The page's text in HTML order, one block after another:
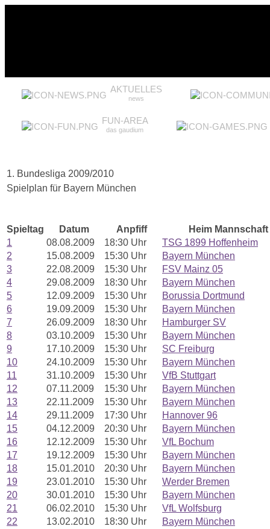
AKTUELLES
news
FUN-AREA
das gaudium
1. Bundesliga 2009/2010
Spielplan für Bayern München
Spieltag Datum Anpfiff
Heim Mannschaft
1
08.08.2009 18:30 Uhr
TSG 1899 Hoffenheim
2
15.08.2009 15:30 Uhr
Bayern München
3
22.08.2009 15:30 Uhr
FSV Mainz 05
4
29.08.2009 18:30 Uhr
Bayern München
5
12.09.2009 15:30 Uhr
Borussia Dortmund
6
19.09.2009 15:30 Uhr
Bayern München
7
26.09.2009 18:30 Uhr
Hamburger SV
8
03.10.2009 15:30 Uhr
Bayern München
9
17.10.2009 15:30 Uhr
SC Freiburg
10
24.10.2009 15:30 Uhr
Bayern München
11
31.10.2009 15:30 Uhr
VfB Stuttgart
12
07.11.2009 15:30 Uhr
Bayern München
13
22.11.2009 15:30 Uhr
Bayern München
14
29.11.2009 17:30 Uhr
Hannover 96
15
04.12.2009 20:30 Uhr
Bayern München
16
12.12.2009 15:30 Uhr
VfL Bochum
17
19.12.2009 15:30 Uhr
Bayern München
18
15.01.2010 20:30 Uhr
Bayern München
19
23.01.2010 15:30 Uhr
Werder Bremen
20
30.01.2010 15:30 Uhr
Bayern München
21
06.02.2010 15:30 Uhr
VfL Wolfsburg
22
13.02.2010 18:30 Uhr
Bayern München